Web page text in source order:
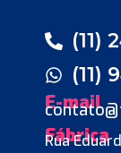
(11)
(11)
E-mail
Fábrica
Rua